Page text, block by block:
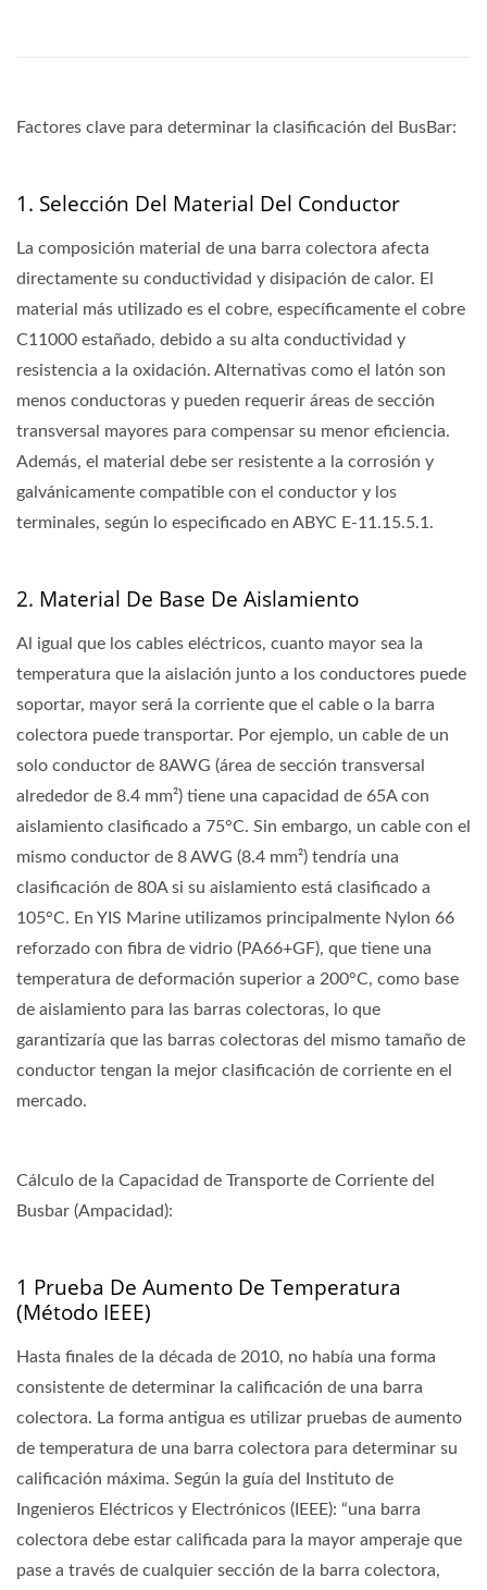
Factores clave para determinar la clasificación del BusBar:
1. Selección Del Material Del Conductor
La composición material de una barra colectora afecta
directamente su conductividad y disipación de calor. El
material más utilizado es el cobre, específicamente el cobre
C11000 estañado, debido a su alta conductividad y
resistencia a la oxidación. Alternativas como el latón son
menos conductoras y pueden requerir áreas de sección
transversal mayores para compensar su menor eficiencia.
Además, el material debe ser resistente a la corrosión y
galvánicamente compatible con el conductor y los
terminales, según lo especificado en ABYC E-11.15.5.1.
2. Material De Base De Aislamiento
Al igual que los cables eléctricos, cuanto mayor sea la
temperatura que la aislación junto a los conductores puede
soportar, mayor será la corriente que el cable o la barra
colectora puede transportar. Por ejemplo, un cable de un
solo conductor de 8AWG (área de sección transversal
alrededor de 8.4 mm²) tiene una capacidad de 65A con
aislamiento clasificado a 75°C. Sin embargo, un cable con el
mismo conductor de 8 AWG (8.4 mm²) tendría una
clasificación de 80A si su aislamiento está clasificado a
105°C. En YIS Marine utilizamos principalmente Nylon 66
reforzado con fibra de vidrio (PA66+GF), que tiene una
temperatura de deformación superior a 200°C, como base
de aislamiento para las barras colectoras, lo que
garantizaría que las barras colectoras del mismo tamaño de
conductor tengan la mejor clasificación de corriente en el
mercado.
Cálculo de la Capacidad de Transporte de Corriente del
Busbar (Ampacidad):
1 Prueba De Aumento De Temperatura
(método IEEE)
Hasta finales de la década de 2010, no había una forma
consistente de determinar la calificación de una barra
colectora. La forma antigua es utilizar pruebas de aumento
de temperatura de una barra colectora para determinar su
calificación máxima. Según la guía del Instituto de
Ingenieros Eléctricos y Electrónicos (IEEE): “una barra
colectora debe estar calificada para la mayor amperaje que
pase a través de cualquier sección de la barra colectora,